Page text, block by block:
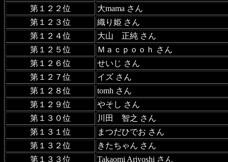
第１２２位
大mama さん
第１２３位
織り姫 さん
第１２４位
大山 正純 さん
第１２５位
Ｍａｃｐｏｏｈ さん
第１２６位
せいじ さん
第１２７位
イズ さん
第１２８位
tomh さん
第１２９位
やそし さん
第１３０位
川田 智之 さん
第１３１位
まつだひでお さん
第１３２位
きたちゃん さん
第１３３位
Takaomi Ariyoshi さん